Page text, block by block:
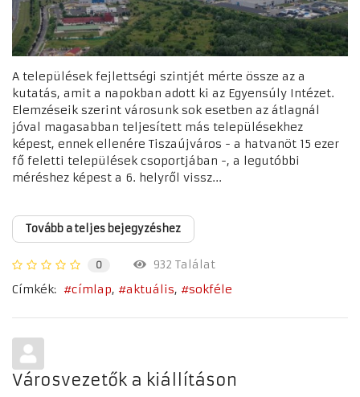
A települések fejlettségi szintjét mérte össze az a
kutatás, amit a napokban adott ki az Egyensúly Intézet.
Elemzéseik szerint városunk sok esetben az átlagnál
jóval magasabban teljesített más településekhez
képest, ennek ellenére Tiszaújváros - a hatvanöt 15 ezer
fő feletti települések csoportjában -, a legutóbbi
méréshez képest a 6. helyről vissz...
Tovább a teljes bejegyzéshez
0
932 Találat
Címkék:
címlap aktuális sokféle
Városvezetők a kiállításon